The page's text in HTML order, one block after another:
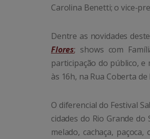
Carolina Benetti; o vice-
Dentre as novidades
Flores; shows com
participação do público,
às 16h, na Rua Coberta
O diferencial do Festival
cidades do Rio Grande
melado, cachaça,